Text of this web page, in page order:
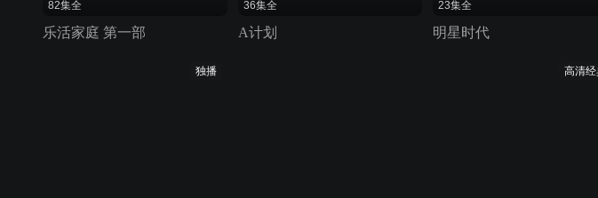
82集全
乐活家庭 第一部
36集全
A计划
23集全
明星时代
独播 高清经